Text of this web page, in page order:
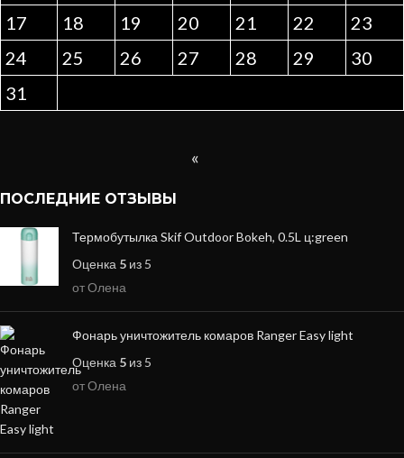
17
18 19 20 21 22
23
24
25 26 27 28 29
30
31
«
ПОСЛЕДНИЕ ОТЗЫВЫ
Термобутылка Skif Outdoor Bokeh, 0.5L ц:green
Оценка 5 из 5
от Олена
Фонарь уничтожитель комаров Ranger Easy light
Оценка 5 из 5
от Олена